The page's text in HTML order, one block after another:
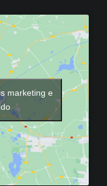
marketing e